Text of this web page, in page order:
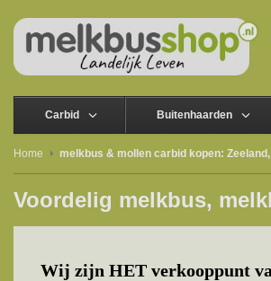
Carbid Buitenhaarden
Home melkbus & mollen carbid kopen:
Voordelig melkbus,
Wij zijn HET verkooppunt